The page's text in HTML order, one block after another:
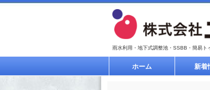
雨水利用・地下式調整池・SSBB・簡易
ホーム 新着